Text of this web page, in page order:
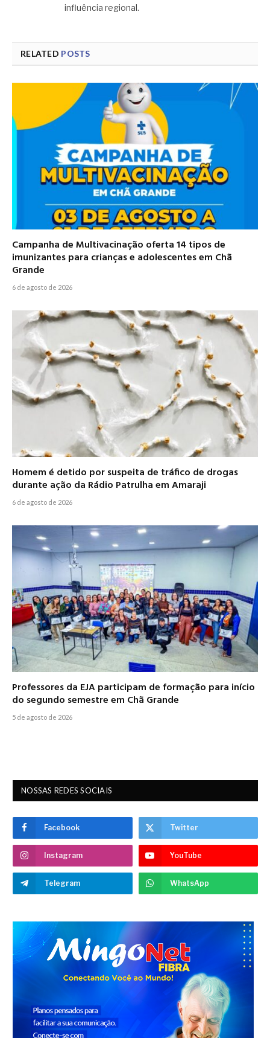
influência regional.
RELATED POSTS
Campanha de Multivacinação oferta 14 tipos de
imunizantes para crianças e adolescentes em Chã
Grande
6 de agosto de 2026
Homem é detido por suspeita de tráfico de drogas
durante ação da Rádio Patrulha em Amaraji
6 de agosto de 2026
Professores da EJA participam de formação para início
do segundo semestre em Chã Grande
5 de agosto de 2026
NOSSAS REDES SOCIAIS
Facebook Twitter
Instagram YouTube
Telegram WhatsApp